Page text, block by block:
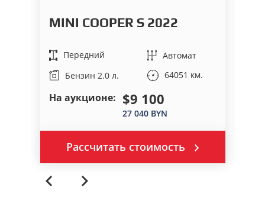
MINI COOPER S 2022
Передний
Автомат
Бензин 2.0 л.
64051 км.
На аукционе: $9 100
27 040 BYN
Рассчитать стоимость